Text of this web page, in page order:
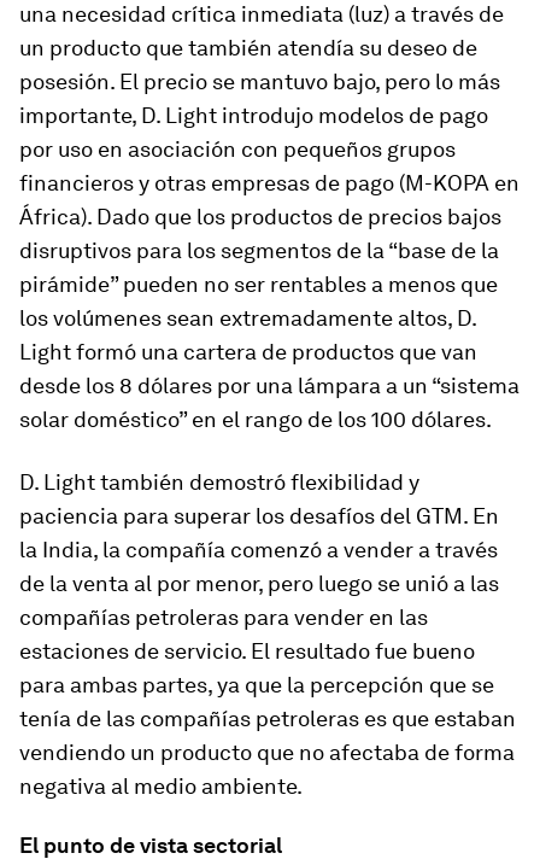
una necesidad crítica inmediata (luz) a través de
un producto que también atendía su deseo de
posesión. El precio se mantuvo bajo, pero lo más
importante, D. Light introdujo modelos de pago
por uso en asociación con pequeños grupos
financieros y otras empresas de pago (M-KOPA en
África). Dado que los productos de precios bajos
disruptivos para los segmentos de la “base de la
pirámide” pueden no ser rentables a menos que
los volúmenes sean extremadamente altos, D.
Light formó una cartera de productos que van
desde los 8 dólares por una lámpara a un “sistema
solar doméstico” en el rango de los 100 dólares.
D. Light también demostró flexibilidad y
paciencia para superar los desafíos del GTM. En
la India, la compañía comenzó a vender a través
de la venta al por menor, pero luego se unió a las
compañías petroleras para vender en las
estaciones de servicio. El resultado fue bueno
para ambas partes, ya que la percepción que se
tenía de las compañías petroleras es que estaban
vendiendo un producto que no afectaba de forma
negativa al medio ambiente.
El punto de vista sectorial